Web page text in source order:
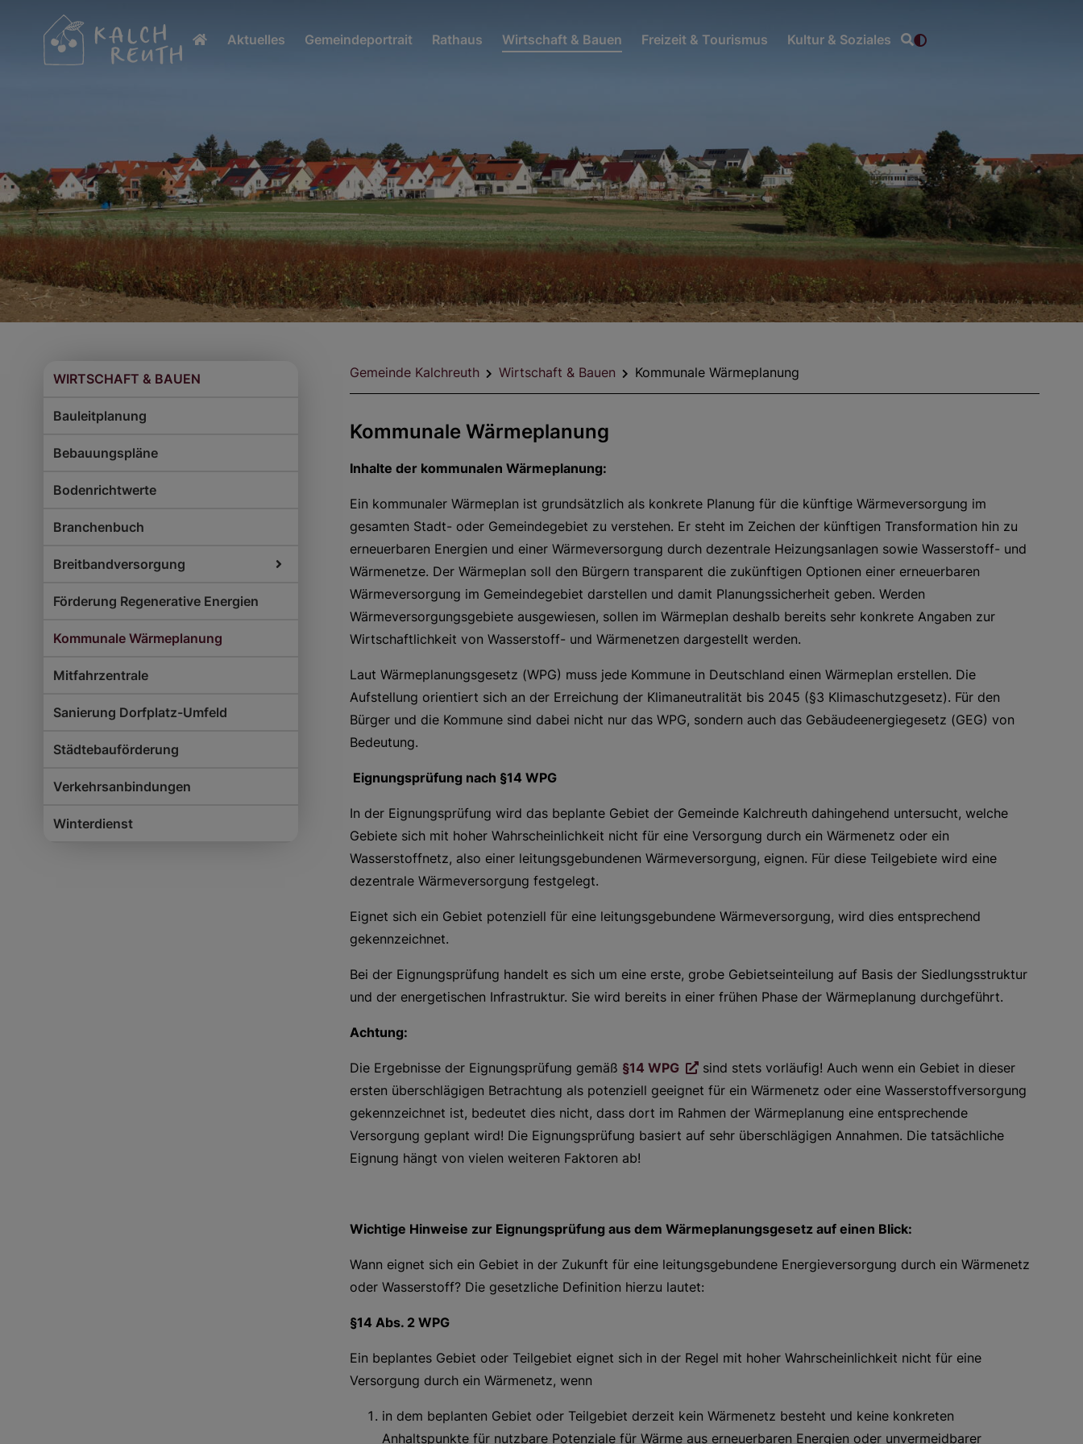
Aktuelles Gemeindeportrait Rathaus Wirtschaft & Bauen Freizeit & Tourismus Kultur & Soziales
WIRTSCHAFT & BAUEN
Bauleitplanung
Bebauungspläne
Bodenrichtwerte
Branchenbuch
Breitbandversorgung
Förderung Regenerative Energien
Kommunale Wärmeplanung
Mitfahrzentrale
Sanierung Dorfplatz-Umfeld
Städtebauförderung
Verkehrsanbindungen
Winterdienst
Gemeinde Kalchreuth Wirtschaft & Bauen Kommunale Wärmeplanung
Kommunale Wärmeplanung
Inhalte der kommunalen Wärmeplanung:
Ein kommunaler Wärmeplan ist grundsätzlich als konkrete Planung für die künftige Wärmeversorgung im
gesamten Stadt- oder Gemeindegebiet zu verstehen. Er steht im Zeichen der künftigen Transformation hin zu
erneuerbaren Energien und einer Wärmeversorgung durch dezentrale Heizungsanlagen sowie Wasserstoff- und
Wärmenetze. Der Wärmeplan soll den Bürgern transparent die zukünftigen Optionen einer erneuerbaren
Wärmeversorgung im Gemeindegebiet darstellen und damit Planungssicherheit geben. Werden
Wärmeversorgungsgebiete ausgewiesen, sollen im Wärmeplan deshalb bereits sehr konkrete Angaben zur
Wirtschaftlichkeit von Wasserstoff- und Wärmenetzen dargestellt werden.
Laut Wärmeplanungsgesetz (WPG) muss jede Kommune in Deutschland einen Wärmeplan erstellen. Die
Aufstellung orientiert sich an der Erreichung der Klimaneutralität bis 2045 (§3 Klimaschutzgesetz). Für den
Bürger und die Kommune sind dabei nicht nur das WPG, sondern auch das Gebäudeenergiegesetz (GEG) von
Bedeutung.
Eignungsprüfung nach §14 WPG
In der Eignungsprüfung wird das beplante Gebiet der Gemeinde Kalchreuth dahingehend untersucht, welche
Gebiete sich mit hoher Wahrscheinlichkeit nicht für eine Versorgung durch ein Wärmenetz oder ein
Wasserstoffnetz, also einer leitungsgebundenen Wärmeversorgung, eignen. Für diese Teilgebiete wird eine
dezentrale Wärmeversorgung festgelegt.
Eignet sich ein Gebiet potenziell für eine leitungsgebundene Wärmeversorgung, wird dies entsprechend
gekennzeichnet.
Bei der Eignungsprüfung handelt es sich um eine erste, grobe Gebietseinteilung auf Basis der Siedlungsstruktur
und der energetischen Infrastruktur. Sie wird bereits in einer frühen Phase der Wärmeplanung durchgeführt.
Achtung:
Die Ergebnisse der Eignungsprüfung gemäß §14 WPG
sind stets vorläufig! Auch wenn ein Gebiet in dieser
ersten überschlägigen Betrachtung als potenziell geeignet für ein Wärmenetz oder eine Wasserstoffversorgung
gekennzeichnet ist, bedeutet dies nicht, dass dort im Rahmen der Wärmeplanung eine entsprechende
Versorgung geplant wird! Die Eignungsprüfung basiert auf sehr überschlägigen Annahmen. Die tatsächliche
Eignung hängt von vielen weiteren Faktoren ab!
Wichtige Hinweise zur Eignungsprüfung aus dem Wärmeplanungsgesetz auf einen Blick:
Wann eignet sich ein Gebiet in der Zukunft für eine leitungsgebundene Energieversorgung durch ein Wärmenetz
oder Wasserstoff? Die gesetzliche Definition hierzu lautet:
§14 Abs. 2 WPG
Ein beplantes Gebiet oder Teilgebiet eignet sich in der Regel mit hoher Wahrscheinlichkeit nicht für eine
Versorgung durch ein Wärmenetz, wenn
in dem beplanten Gebiet oder Teilgebiet derzeit kein Wärmenetz besteht und keine konkreten
Anhaltspunkte für nutzbare Potenziale für Wärme aus erneuerbaren Energien oder unvermeidbarer